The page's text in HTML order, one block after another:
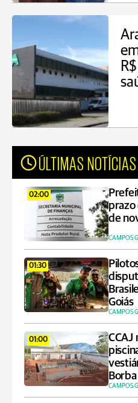
ÚLTIMAS NOTÍCIAS
02:00
prazo
de
CAMPOS
01:30
Goiás
CAMPOS
01:00
CCAJ
Borba
CAMPOS